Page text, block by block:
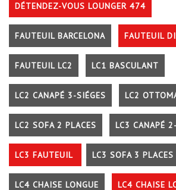
DÉTENDEZ-VOUS LOUNGER 474
FAUTEUIL BARCELONA FAUTEUIL
FAUTEUIL LC2 LC1 BASCULANT
LC2 CANAPÉ 3-SIÉGES LC2
LC2 SOFA 2 PLACES LC3 CANAPÉ
LC3 FAUTEUIL LC3 SOFA 3 PLACES
LC4 CHAISE LONGUE LC4 CHAISE